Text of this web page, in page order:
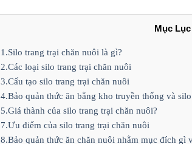
Mục Lục
1.Silo trang trại chăn nuôi là gì?
2.Các loại silo trang trại chăn nuôi
3.Cấu tạo silo trang trại chăn nuôi
4.Bảo quản thức ăn bằng kho truyền thống và
5.Giá thành của silo trang trại chăn nuôi?
7.Ưu điểm của silo trang trại chăn nuôi
8.Bảo quản thức ăn chăn nuôi nhằm mục đích gì